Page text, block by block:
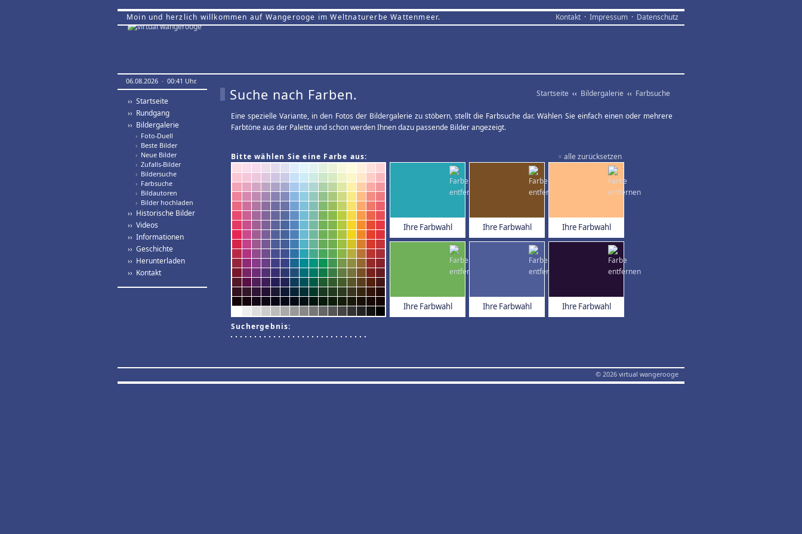
Moin und herzlich willkommen auf Wangerooge im Weltnaturerbe Wattenmeer. Kontakt · Impressum · Datenschutz
06.08.2026 · 00:41 Uhr.
›› Startseite
›› Rundgang
›› Bildergalerie
› Foto-Duell
› Beste Bilder
› Neue Bilder
› Zufalls-Bilder
› Bildersuche
› Farbsuche
› Bildautoren
› Bilder hochladen
›› Historische Bilder
›› Videos
›› Informationen
›› Geschichte
›› Herunterladen
›› Kontakt
Startseite ‹‹ Bildergalerie ‹‹ Farbsuche
Suche nach Farben.
Eine spezielle Variante, in den Fotos der Bildergalerie zu stöbern, stellt die Farbsuche dar. Wählen Sie einfach einen oder mehrere
Farbtöne aus der Palette und schon werden Ihnen dazu passende Bilder angezeigt.
× alle zurücksetzen
Bitte wählen Sie eine Farbe aus:
Ihre Farbwahl Ihre Farbwahl Ihre Farbwahl
Ihre Farbwahl Ihre Farbwahl Ihre Farbwahl
Suchergebnis:
© 2026 virtual wangerooge